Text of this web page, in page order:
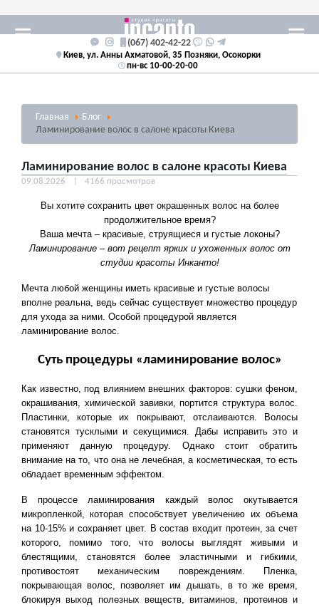
(067) 402-42-22
Киев, ул. Анны Ахматовой, 35 Позняки, Осокорки
пн-вс 10-00-20-00
Главная
Блог
Ламинирование волос в салоне красоты Киева
Ламинирование волос в салоне красоты Киева
09.08.2026 4166 просмотров
Вы хотите сохранить цвет окрашенных волос на более
продолжительное время?
Ваша мечта – красивые, струящиеся и густые локоны?
Ламинирование – вот рецепт ярких и ухоженных волос от
студии красоты Инканто!
Мечта любой женщины иметь красивые и густые волосы
вполне реальна, ведь сейчас существует множество процедур
для ухода за ними. Особой процедурой является
ламинирование волос.
Суть процедуры «ламинирование волос»
Как известно, под влиянием внешних факторов: сушки феном,
окрашивания, химической завивки, портится структура волос.
Пластинки, которые их покрывают, отслаиваются. Волосы
становятся тусклыми и секущимися. Дабы исправить это и
применяют данную процедуру. Однако стоит обратить
внимание на то, что она не лечебная, а косметическая, то есть
обладает временным эффектом.
В процессе ламинирования каждый волос окутывается
микропленкой, которая способствует увеличению их объема
на 10-15% и сохраняет цвет. В состав входит протеин, за счет
которого, помимо того, что волосы выглядят живыми и
блестящими, становятся более эластичными и гибкими,
противостоят механическим повреждениям. Пленка,
покрывающая волос, позволяет им дышать, в то же время,
блокируя выход полезных веществ, витаминов, протеинов и